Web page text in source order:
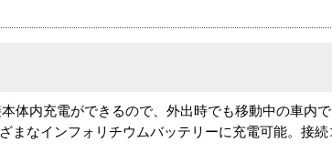
体内充電ができるので、外出時でも移動中の車内
まなインフォリチウムバッテリーに充電可能。接